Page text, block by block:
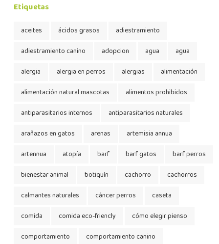
Etiquetas
aceites ácidos grasos
adiestramiento
adiestramiento canino
adopcion agua
agua
alergia
alergia en perros alergias
alimentación
alimentación natural mascotas
alimentos prohibidos
antiparasitarios internos
antiparasitarios naturales
arañazos en gatos
arenas
artemisia annua
artennua
atopía barf barf gatos
barf perros
bienestar animal
botiquín cachorro
cachorros
calmantes naturales
cáncer perros
caseta
comida
comida eco-friencly
cómo elegir pienso
comportamiento
comportamiento canino